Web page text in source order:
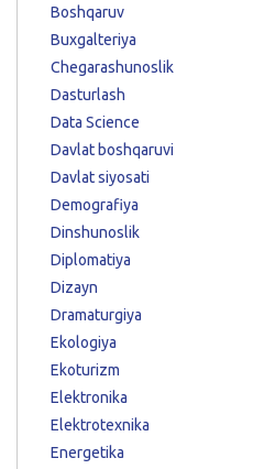
Boshqaruv
Buxgalteriya
Chegarashunoslik
Dasturlash
Data Science
Davlat boshqaruvi
Davlat siyosati
Demografiya
Dinshunoslik
Diplomatiya
Dizayn
Dramaturgiya
Ekologiya
Ekoturizm
Elektronika
Elektrotexnika
Energetika